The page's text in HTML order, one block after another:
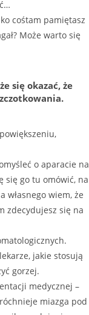
cośtam pamiętasz
Może warto się
się okazać, że
o aparacie na
się go tu omówić, na
własnego wiem, że
zdecydujesz się na
jakie stosują
gorzej.
medycznej –
miazga pod